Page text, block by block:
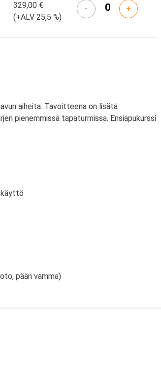
329,00 €
(+ALV 25,5 %)
- +
aiheita. Tavoitteena on lisätä
pienemmissä tapaturmissa. Ensiapukurssi
käyttö
pään vamma)
sovelluksella. Voit osallistua